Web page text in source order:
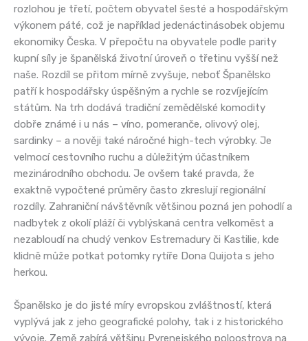
rozlohou je třetí, počtem obyvatel šesté a hospodářským
výkonem páté, což je například jedenáctinásobek objemu
ekonomiky Česka. V přepočtu na obyvatele podle parity
kupní síly je španělská životní úroveň o třetinu vyšší než
naše. Rozdíl se přitom mírně zvyšuje, neboť Španělsko
patří k hospodářsky úspěšným a rychle se rozvíjejícím
státům. Na trh dodává tradiční zemědělské komodity
dobře známé i u nás – víno, pomeranče, olivový olej,
sardinky – a nověji také náročné high-tech výrobky. Je
velmocí cestovního ruchu a důležitým účastníkem
mezinárodního obchodu. Je ovšem také pravda, že
exaktně vypočtené průměry často zkreslují regionální
rozdíly. Zahraniční návštěvník většinou pozná jen pohodlí a
nadbytek z okolí pláží či vyblýskaná centra velkoměst a
nezabloudí na chudý venkov Estremadury či Kastilie, kde
klidně může potkat potomky rytíře Dona Quijota s jeho
herkou.
Španělsko je do jisté míry evropskou zvláštností, která
vyplývá jak z jeho geografické polohy, tak i z historického
vývoje. Země zabírá většinu Pyrenejského poloostrova na